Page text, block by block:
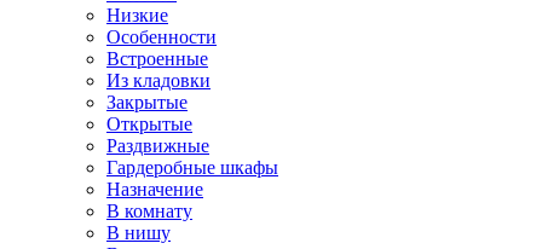
Низкие
Особенности
Встроенные
Из кладовки
Закрытые
Открытые
Раздвижные
Гардеробные шкафы
Назначение
В комнату
В нишу